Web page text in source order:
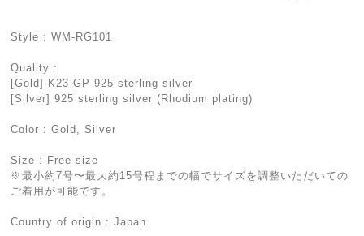
Style : WM-RG101
Quality :
[Gold] K23 GP 925 sterling silver
[Silver] 925 sterling silver (Rhodium plating)
Color : Gold, Silver
Size : Free size
※最小約7号〜最大約15号程までの幅でサイズを調整いただいての
ご着用が可能です。
Country of origin : Japan